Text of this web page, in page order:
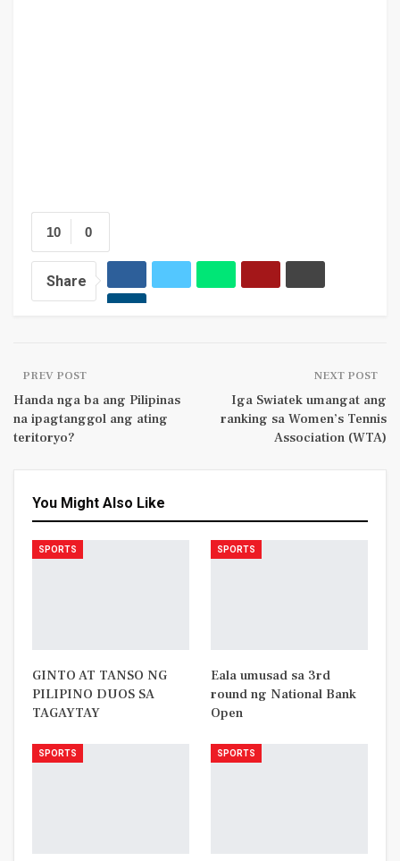
0
10
Share
PREV POST
Handa nga ba ang Pilipinas
na ipagtanggol ang ating
teritoryo?
NEXT POST
Iga Swiatek umangat ang
ranking sa Women’s Tennis
Association (WTA)
You Might Also Like
SPORTS
GINTO AT TANSO NG
PILIPINO DUOS SA
TAGAYTAY
SPORTS
Eala umusad sa 3rd
round ng National Bank
Open
SPORTS SPORTS